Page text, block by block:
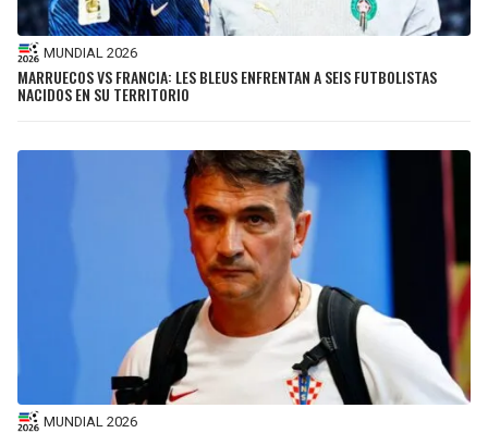
MUNDIAL 2026
MARRUECOS VS FRANCIA: LES BLEUS ENFRENTAN A SEIS FUTBOLISTAS
NACIDOS EN SU TERRITORIO
MUNDIAL 2026